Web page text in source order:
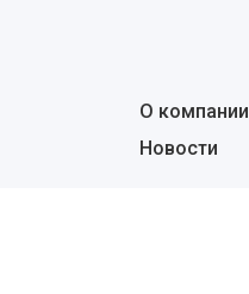
О компании
Новости